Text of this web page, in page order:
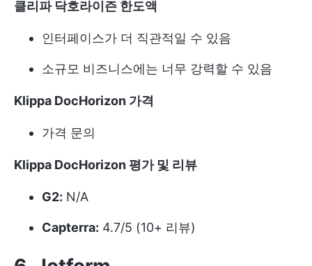
클리파 닥호라이즌 한도액
인터페이스가 더 직관적일 수 있음
소규모 비즈니스에는 너무 강력할 수 있음
Klippa DocHorizon 가격
가격 문의
Klippa DocHorizon 평가 및 리뷰
G2: N/A
Capterra: 4.7/5 (10+ 리뷰)